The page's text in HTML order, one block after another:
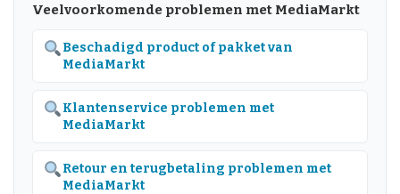
Veelvoorkomende problemen met MediaMarkt
Beschadigd product of pakket van
MediaMarkt
Klantenservice problemen met
MediaMarkt
Retour en terugbetaling problemen met
MediaMarkt